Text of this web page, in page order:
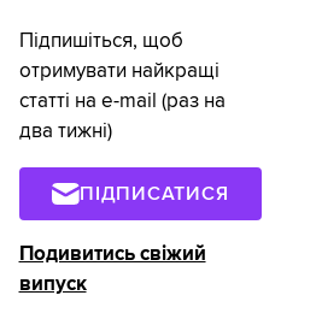
Підпишіться, щоб
отримувати найкращі
статті на e-mail (раз на
два тижні)
ПІДПИСАТИСЯ
Подивитись свіжий
випуск